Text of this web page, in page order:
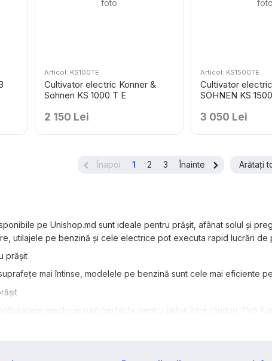
pe Unishop.md sunt ideale pentru prășit, afânat solul și
utilajele pe benzină și cele electrice pot executa rapid lucrări de
prășit
mai întinse, modelele pe benzină sunt cele mai eficiente
electrice sunt perfecte pentru prășit între rânduri, fără
Articol: KS100TE
Cultivator electric Konner &
Sohnen KS 1000 T E
2 150 Lei
Articol: KS1500TE
Cultivator
SÖHNEN KS
3 050 Lei
Înapoi 1 2 3 Înainte Arătați